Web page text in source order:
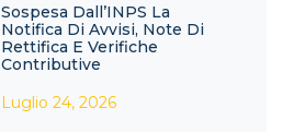
Sospesa Dall’INPS La
Notifica Di Avvisi, Note Di
Rettifica E Verifiche
Contributive
Luglio 24, 2026